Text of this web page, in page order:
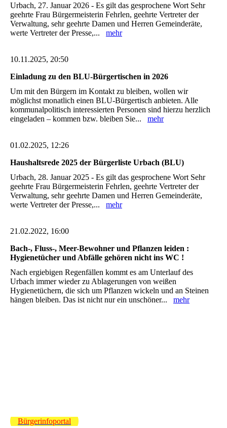
Urbach, 27. Januar 2026 - Es gilt das gesprochene Wort Sehr
geehrte Frau Bürgermeisterin Fehrlen, geehrte Vertreter der
Verwaltung, sehr geehrte Damen und Herren Gemeinderäte,
werte Vertreter der Presse,... mehr
10.11.2025, 20:50
Einladung zu den BLU-Bürgertischen in 2026
Um mit den Bürgern im Kontakt zu bleiben, wollen wir
möglichst monatlich einen BLU-Bürgertisch anbieten. Alle
kommunalpolitisch interessierten Personen sind hierzu herzlich
eingeladen – kommen bzw. bleiben Sie... mehr
01.02.2025, 12:26
Haushaltsrede 2025 der Bürgerliste Urbach (BLU)
Urbach, 28. Januar 2025 - Es gilt das gesprochene Wort Sehr
geehrte Frau Bürgermeisterin Fehrlen, geehrte Vertreter der
Verwaltung, sehr geehrte Damen und Herren Gemeinderäte,
werte Vertreter der Presse,... mehr
21.02.2022, 16:00
Bach-, Fluss-, Meer-Bewohner und Pflanzen leiden :
Hygienetücher und Abfälle gehören nicht ins WC !
Nach ergiebigen Regenfällen kommt es am Unterlauf des
Urbach immer wieder zu Ablagerungen von weißen
Hygienetüchern, die sich um Pflanzen wickeln und an Steinen
hängen bleiben. Das ist nicht nur ein unschöner... mehr
Bürgerinfoportal